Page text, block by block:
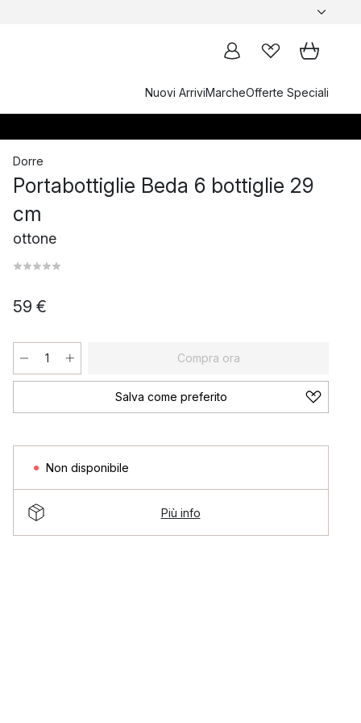
Nuovi ArriviMarcheOfferte Speciali
Dorre
Portabottiglie Beda 6 bottiglie 29
cm
ottone
59 €
Compra ora
Salva come preferito
Non disponibile
Più info